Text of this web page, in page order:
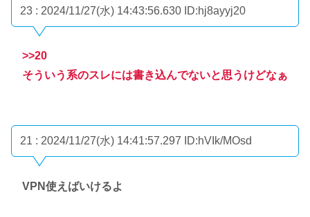
23 : 2024/11/27(水) 14:43:56.630 ID:hj8ayyj20
>>20
そういう系のスレには書き込んでないと思うけどなぁ
21 : 2024/11/27(水) 14:41:57.297 ID:hVIk/MOsd
VPN使えばいけるよ